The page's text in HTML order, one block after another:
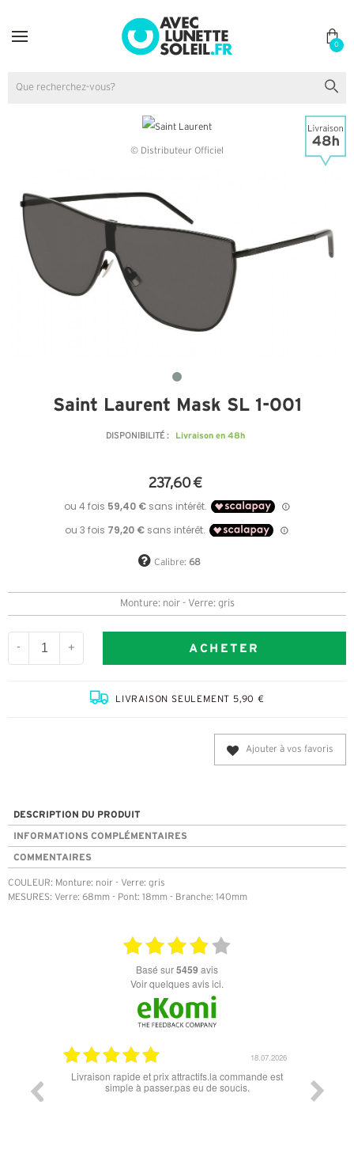
0
© Distributeur Officiel
Saint Laurent Mask SL 1-001
DISPONIBILITÉ : Livraison en 48h
237,60 €
Calibre: 68
Monture: noir - Verre: gris
- + ACHETER
LIVRAISON SEULEMENT 5,90 €
Ajouter à vos favoris
DESCRIPTION DU PRODUIT
INFORMATIONS COMPLÉMENTAIRES
COMMENTAIRES
COULEUR: Monture: noir - Verre: gris
MESURES: Verre: 68mm - Pont: 18mm - Branche: 140mm
basé sur5459 avis
Voir quelques avis ici.
18.07.2026
commande est
eu de soucis.
Super lunette merci pour les lunettes pour